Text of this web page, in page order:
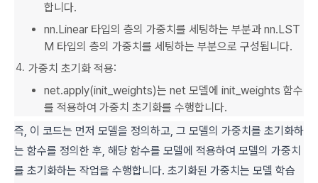
합니다.
nn.Linear 타입의 층의 가중치를 세팅하는 부분과 nn.LST
M 타입의 층의 가중치를 세팅하는 부분으로 구성됩니다.
가중치 초기화 적용:
net.apply(init_weights)는 net 모델에 init_weights 함수
를 적용하여 가중치 초기화를 수행합니다.
즉, 이 코드는 먼저 모델을 정의하고, 그 모델의 가중치를 초기화하
는 함수를 정의한 후, 해당 함수를 모델에 적용하여 모델의 가중치
를 초기화하는 작업을 수행합니다. 초기화된 가중치는 모델 학습